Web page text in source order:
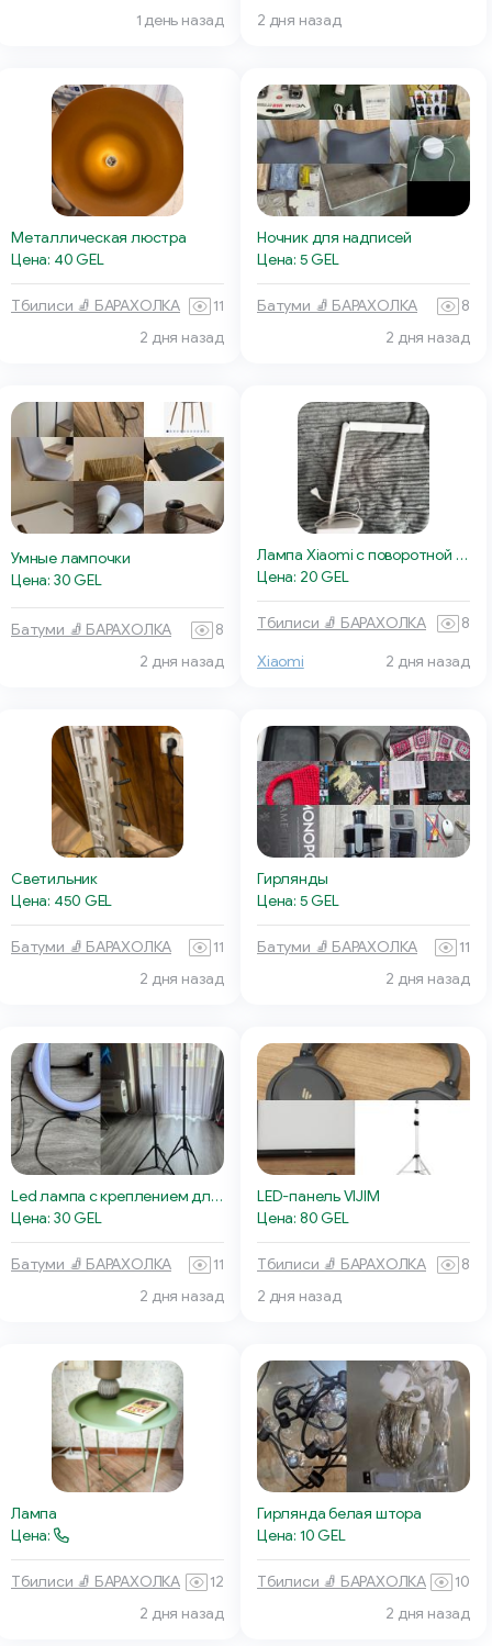
1 день назад
2 дня назад
Металлическая люстра
Цена: 40 GEL
Тбилиси 🧦 БАРАХОЛКА
11
2 дня назад
Ночник для надписей
Цена: 5 GEL
Батуми 🧦 БАРАХОЛКА
8
2 дня назад
Умные лампочки
Цена: 30 GEL
Батуми 🧦 БАРАХОЛКА
8
2 дня назад
Лампа Xiaomi с поворотной «головой»
Цена: 20 GEL
Тбилиси 🧦 БАРАХОЛКА 8
Xiaomi 2 дня назад
Светильник
Цена: 450 GEL
Батуми 🧦 БАРАХОЛКА
11
2 дня назад
Гирлянды
Цена: 5 GEL
Батуми 🧦 БАРАХОЛКА
11
2 дня назад
Led лампа с креплением для телефона
Цена: 30 GEL
Батуми 🧦 БАРАХОЛКА
11
2 дня назад
LED-панель VIJIM
Цена: 80 GEL
Тбилиси 🧦 БАРАХОЛКА
8
2 дня назад
Лампа
Цена:
Тбилиси 🧦 БАРАХОЛКА
12
2 дня назад
Гирлянда белая штора
Цена: 10 GEL
Тбилиси 🧦 БАРАХОЛКА
10
2 дня назад